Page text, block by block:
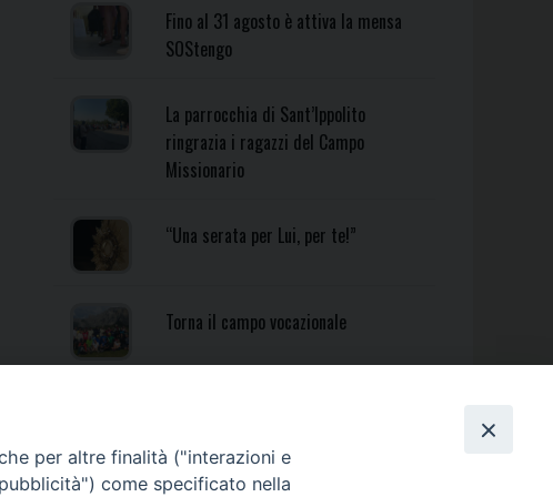
Fino al 31 agosto è attiva la mensa
SOStengo
La parrocchia di Sant’Ippolito
ringrazia i ragazzi del Campo
Missionario
“Una serata per Lui, per te!”
Torna il campo vocazionale
per altre finalità ("interazioni e
come specificato nella